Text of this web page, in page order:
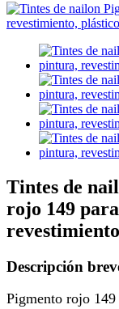
Tintes de
rojo 149
Descripción
Pigmento rojo 149